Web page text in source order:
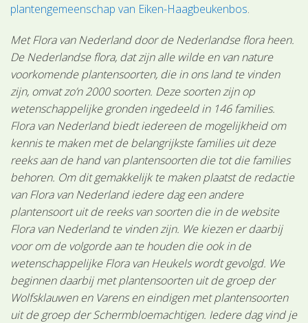
plantengemeenschap van Eiken-Haagbeukenbos.
Met Flora van Nederland door de Nederlandse flora heen.
De Nederlandse flora, dat zijn alle wilde en van nature
voorkomende plantensoorten, die in ons land te vinden
zijn, omvat zo’n 2000 soorten. Deze soorten zijn op
wetenschappelijke gronden ingedeeld in 146 families.
Flora van Nederland biedt iedereen de mogelijkheid om
kennis te maken met de belangrijkste families uit deze
reeks aan de hand van plantensoorten die tot die families
behoren. Om dit gemakkelijk te maken plaatst de redactie
van Flora van Nederland iedere dag een andere
plantensoort uit de reeks van soorten die in de website
Flora van Nederland te vinden zijn. We kiezen er daarbij
voor om de volgorde aan te houden die ook in de
wetenschappelijke Flora van Heukels wordt gevolgd. We
beginnen daarbij met plantensoorten uit de groep der
Wolfsklauwen en Varens en eindigen met plantensoorten
uit de groep der Schermbloemachtigen. Iedere dag vind je